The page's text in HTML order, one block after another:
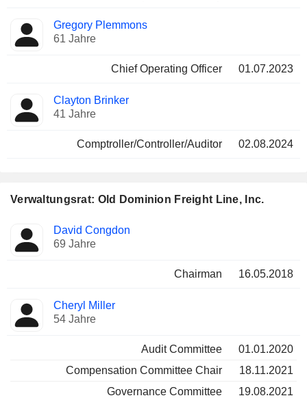
Gregory Plemmons
61 Jahre
Chief Operating Officer 01.07.2023
Clayton Brinker
41 Jahre
Comptroller/Controller/Auditor 02.08.2024
Verwaltungsrat: Old Dominion Freight Line, Inc.
Verwaltungsratsmitglied
David Congdon
69 Jahre
Chairman 16.05.2018
Cheryl Miller
54 Jahre
Audit Committee
01.01.2020
Compensation Committee Chair
18.11.2021
Governance Committee
19.08.2021